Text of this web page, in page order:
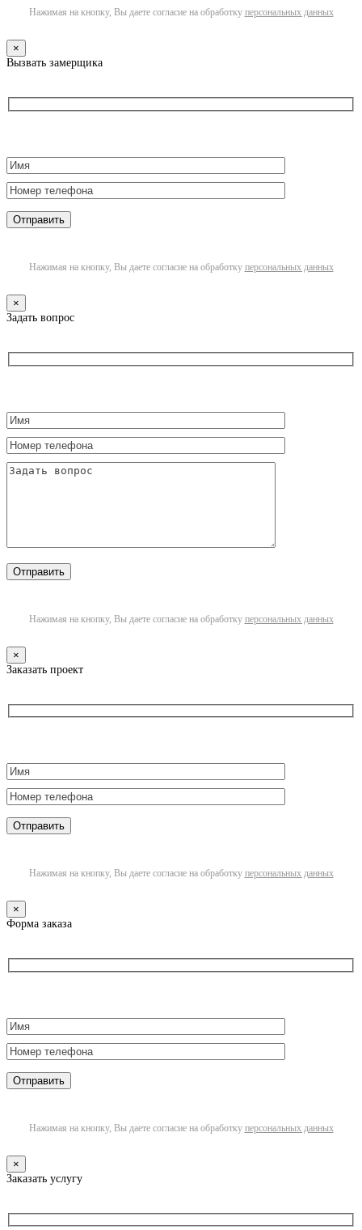
Нажимая на кнопку, Вы даете согласие на обработку персональных данных
×
Вызвать замерщика
Нажимая на кнопку, Вы даете согласие на обработку персональных данных
×
Задать вопрос
Нажимая на кнопку, Вы даете согласие на обработку персональных данных
×
Заказать проект
Нажимая на кнопку, Вы даете согласие на обработку персональных данных
×
Форма заказа
Нажимая на кнопку, Вы даете согласие на обработку персональных данных
×
Заказать услугу